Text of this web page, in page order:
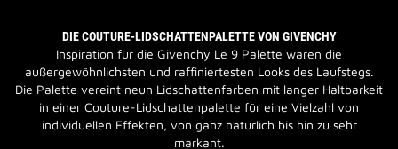
DIE COUTURE-LIDSCHATTENPALETTE VON GIVENCHY
Inspiration für die Givenchy Le 9 Palette waren die
außergewöhnlichsten und raffiniertesten Looks des Laufstegs.
Die Palette vereint neun Lidschattenfarben mit langer Haltbarkeit
in einer Couture-Lidschattenpalette für eine Vielzahl von
individuellen Effekten, von ganz natürlich bis hin zu sehr
markant.